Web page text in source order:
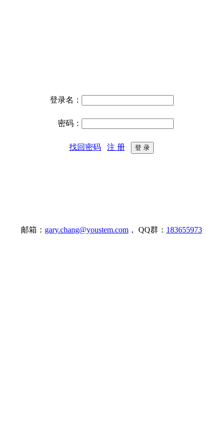
登录名：
密码：
找回密码 注 册
邮箱： gary.chang@youstem.com ， QQ群： 183655973